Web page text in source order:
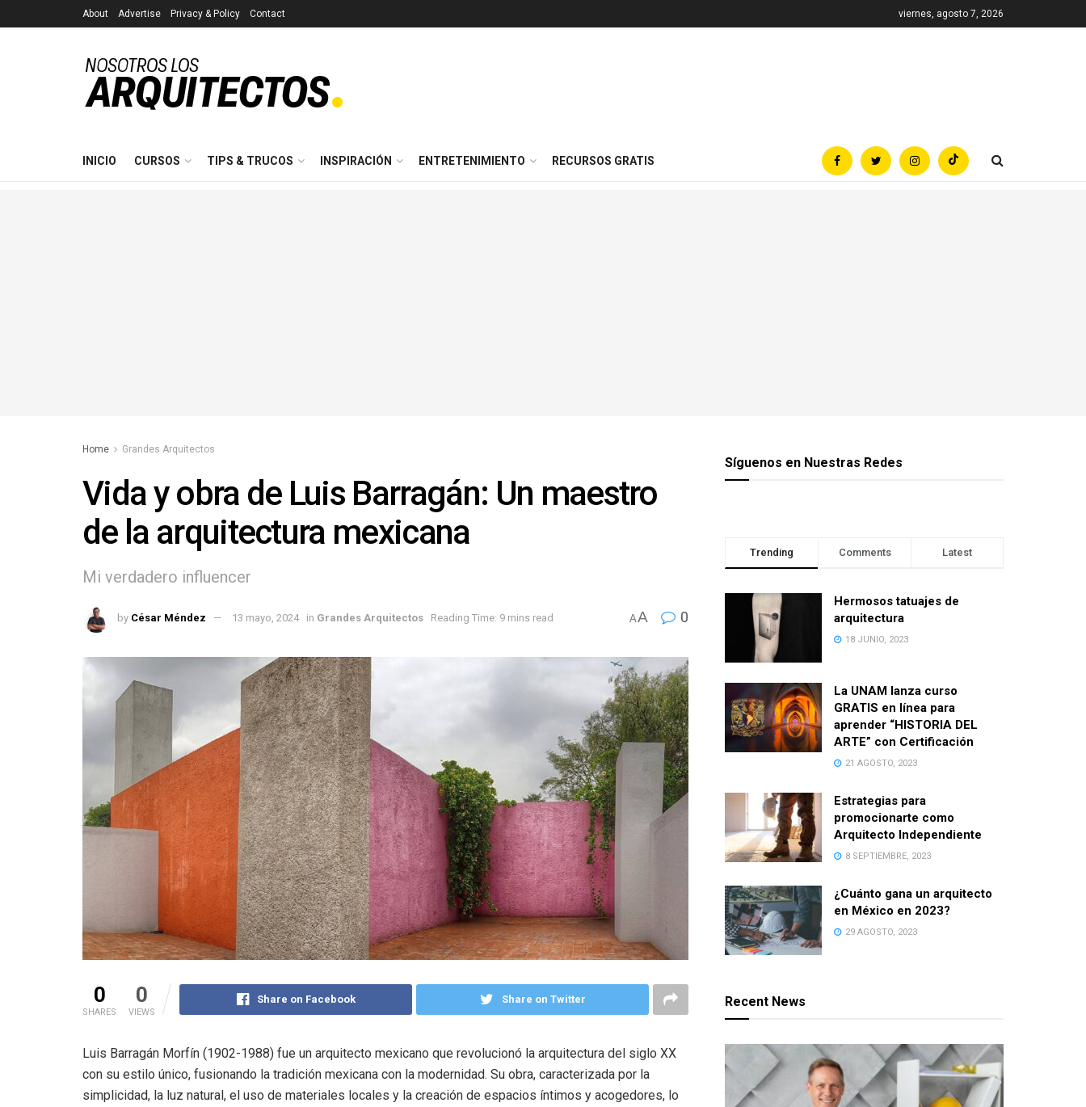
About Advertise Privacy & Policy Contact viernes, agosto 7, 2026
INICIO CURSOS TIPS & TRUCOS INSPIRACIÓN ENTRETENIMIENTO RECURSOS GRATIS
Home Grandes Arquitectos
Vida y obra de Luis Barragán: Un maestro
de la arquitectura mexicana
Mi verdadero influencer
by César Méndez 13 mayo, 2024 in Grandes Arquitectos Reading Time: 9 mins read AA 0
0
SHARES
0
VIEWS
Share on Facebook Share on Twitter
Luis Barragán Morfín (1902-1988) fue un arquitecto mexicano que revolucionó la arquitectura del siglo XX
con su estilo único, fusionando la tradición mexicana con la modernidad. Su obra, caracterizada por la
simplicidad, la luz natural, el uso de materiales locales y la creación de espacios íntimos y acogedores, lo
Síguenos en Nuestras Redes
Trending Comments Latest
Hermosos tatuajes de
arquitectura
18 JUNIO, 2023
La UNAM lanza curso
GRATIS en línea para
aprender “HISTORIA DEL
ARTE” con Certificación
21 AGOSTO, 2023
Estrategias para
promocionarte como
Arquitecto Independiente
8 SEPTIEMBRE, 2023
¿Cuánto gana un arquitecto
en México en 2023?
29 AGOSTO, 2023
Recent News